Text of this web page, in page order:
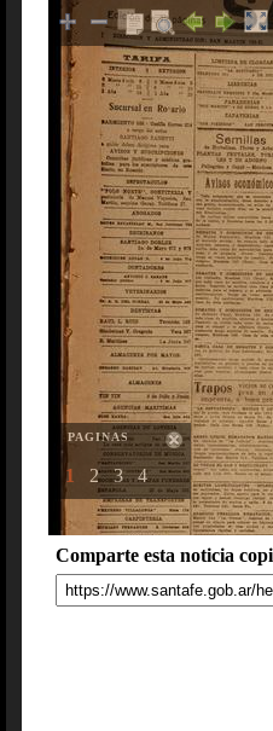
PAGINAS
1 2 3 4
Comparte esta noticia